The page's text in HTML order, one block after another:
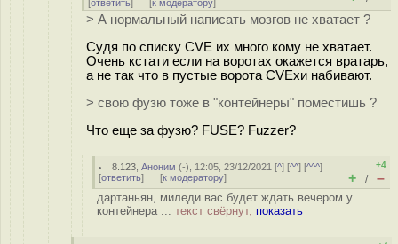
[ответить] [к модератору]
> А нормальный написать мозгов не хватает ?
Судя по списку CVE их много кому не хватает.
Очень кстати если на воротах окажется вратарь,
а не так что в пустые ворота CVEхи набивают.
> свою фузю тоже в "контейнеры" поместишь ?
Что еще за фузю? FUSE? Fuzzer?
8.123 ,Аноним (-), 12:05, 23/12/2021 [^] [^^] [^^^]
[ответить] [к модератору]
+4
+ / –
дартаньян, миледи вас будет ждать вечером у
контейнера ... текст свёрнут, показать